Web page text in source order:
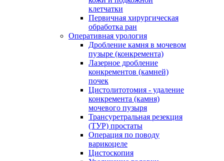
клетчатки
Первичная хирургическая
обработка ран
Оперативная урология
Дробление камня в мочевом
пузыре (конкремента)
Лазерное дробление
конкрементов (камней)
почек
Цистолитотомия - удаление
конкремента (камня)
мочевого пузыря
Трансуретральная резекция
(ТУР) простаты
Операция по поводу
варикоцеле
Цистоскопия